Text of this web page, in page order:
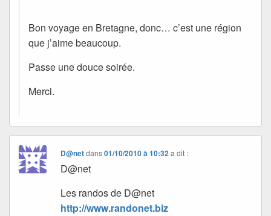
Bon voyage en Bretagne, donc… c’est une région
que j’aime beaucoup.
Passe une douce soirée.
Merci.
D@netdans01/10/2010 à 10:32 a dit :
D@net
Les randos de D@net
http://www.randonet.biz